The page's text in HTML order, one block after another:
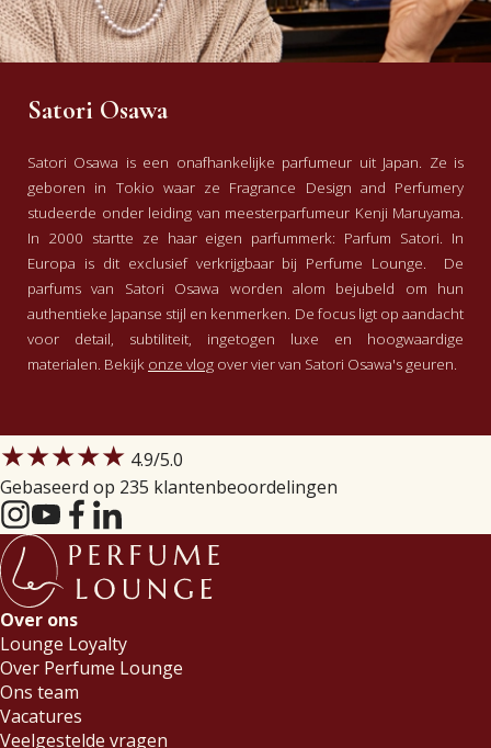
Satori Osawa
Satori Osawa is een onafhankelijke parfumeur uit Japan. Ze is
geboren in Tokio waar ze Fragrance Design and Perfumery
studeerde onder leiding van meesterparfumeur Kenji Maruyama.
In 2000 startte ze haar eigen parfummerk: Parfum Satori. In
Europa is dit exclusief verkrijgbaar bij Perfume Lounge. De
parfums van Satori Osawa worden alom bejubeld om hun
authentieke Japanse stijl en kenmerken. De focus ligt op aandacht
voor detail, subtiliteit, ingetogen luxe en hoogwaardige
materialen. Bekijk onze vlog over vier van Satori Osawa's geuren.
★★★★★ 4.9/5.0
Gebaseerd op 235 klantenbeoordelingen
Over ons
Lounge Loyalty
Over Perfume Lounge
Ons team
Vacatures
Veelgestelde vragen